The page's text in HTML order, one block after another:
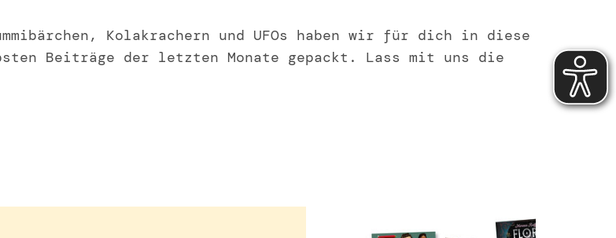
Kolakrachern und UFOs haben wir für dich in diese
Beiträge der letzten Monate gepackt. Lass mit uns die